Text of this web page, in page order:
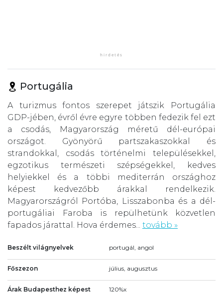
Portugália
A turizmus fontos szerepet játszik Portugália
GDP-jében, évről évre egyre többen fedezik fel ezt
a csodás, Magyarország méretű dél-európai
országot. Gyönyörű partszakaszokkal és
strandokkal, csodás történelmi településekkel,
egzotikus természeti szépségekkel, kedves
helyiekkel és a többi mediterrán országhoz
képest kedvezőbb árakkal rendelkezik.
Magyarországról Portóba, Lisszabonba és a dél-
portugáliai Faroba is repülhetünk közvetlen
fapados járattal. Hova érdemes... tovább »
Beszélt világnyelvek portugál, angol
Főszezon július, augusztus
Árak Budapesthez képest 120%x